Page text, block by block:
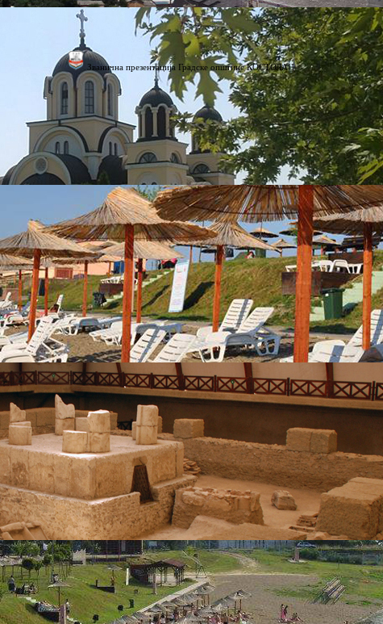
Званична презентација Градске општине КОСТОЛАЦ